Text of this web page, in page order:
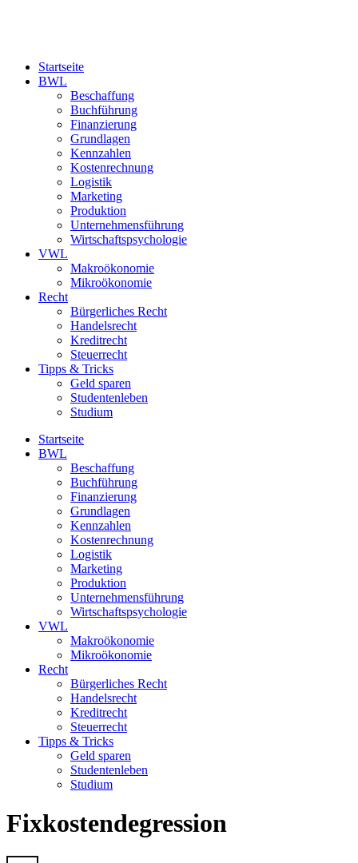
Startseite
BWL
Beschaffung
Buchführung
Finanzierung
Grundlagen
Kennzahlen
Kostenrechnung
Logistik
Marketing
Produktion
Unternehmensführung
Wirtschaftspsychologie
VWL
Makroökonomie
Mikroökonomie
Recht
Bürgerliches Recht
Handelsrecht
Kreditrecht
Steuerrecht
Tipps & Tricks
Geld sparen
Studentenleben
Studium
Startseite
BWL
Beschaffung
Buchführung
Finanzierung
Grundlagen
Kennzahlen
Kostenrechnung
Logistik
Marketing
Produktion
Unternehmensführung
Wirtschaftspsychologie
VWL
Makroökonomie
Mikroökonomie
Recht
Bürgerliches Recht
Handelsrecht
Kreditrecht
Steuerrecht
Tipps & Tricks
Geld sparen
Studentenleben
Studium
Fixkostendegression